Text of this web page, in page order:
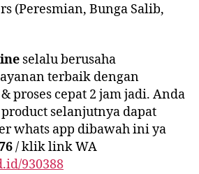
(Peresmian, Bunga Salib,
selalu berusaha
terbaik dengan
proses cepat 2 jam jadi. Anda
selanjutnya dapat
whats app dibawah ini ya
/ klik link WA
930388